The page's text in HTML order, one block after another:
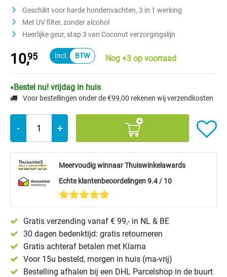
Geschikt voor harde hondenvachten, 3 in 1 werking
Met UV filter, zonder alcohol
Heerlijke geur, stap 3 van Coconut verzorgingslijn
10,95 Nog +3 op voorraad
Bestel nu! vrijdag in huis
Voor bestellingen onder de €99,00 rekenen wij verzendkosten
- +
Meervoudig winnaar Thuiswinkelawards
Echte klantenbeoordelingen 9.4 / 10
Gratis verzending vanaf € 99,- in NL & BE
30 dagen bedenktijd: gratis retourneren
Gratis achteraf betalen met Klarna
Voor 15u besteld, morgen in huis (ma-vrij)
Bestelling afhalen bij een DHL Parcelshop in de buurt